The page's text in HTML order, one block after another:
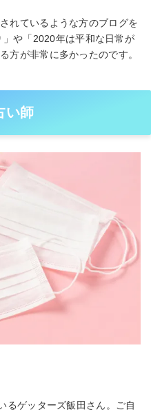
れているような方のブログを
や「2020年は平和な日常が
方が非常に多かったのです。
い師
るゲッターズ飯田さん。ご自